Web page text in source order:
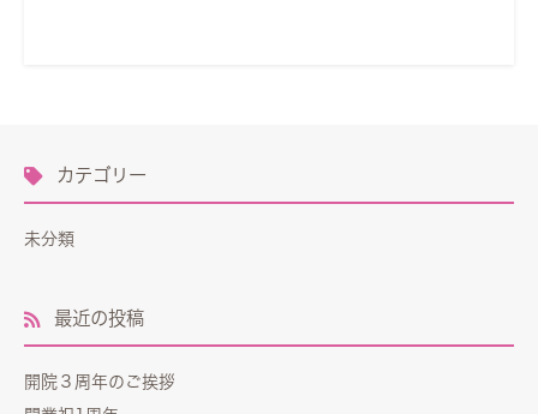
カテゴリー
未分類
最近の投稿
開院３周年のご挨拶